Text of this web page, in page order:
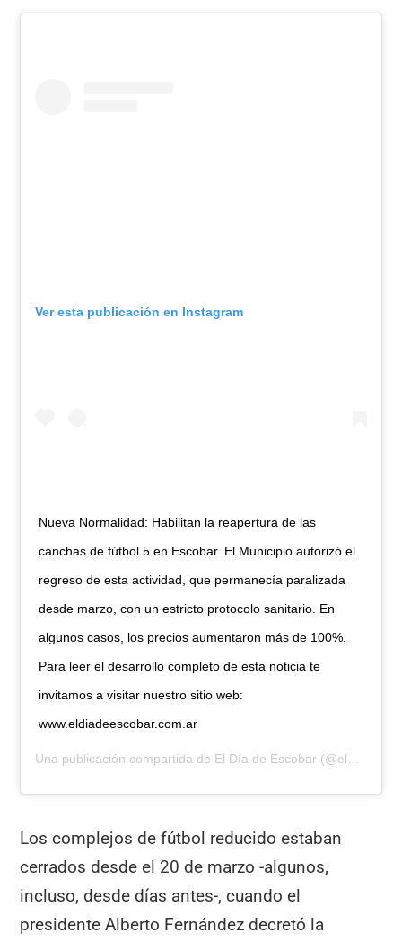
Ver esta publicación en Instagram
Nueva Normalidad: Habilitan la reapertura de las
canchas de fútbol 5 en Escobar. El Municipio autorizó el
regreso de esta actividad, que permanecía paralizada
desde marzo, con un estricto protocolo sanitario. En
algunos casos, los precios aumentaron más de 100%.
Para leer el desarrollo completo de esta noticia te
invitamos a visitar nuestro sitio web:
www.eldiadeescobar.com.ar
Una publicación compartida de El Día de Escobar (@eldiadeescobar) el
Los complejos de fútbol reducido estaban
cerrados desde el 20 de marzo -algunos,
incluso, desde días antes-, cuando el
presidente Alberto Fernández decretó la